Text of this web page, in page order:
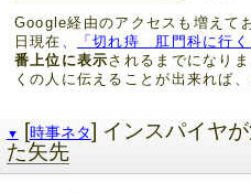
Google経由のアクセスも増えて
日現在、
「切れ痔 肛門科に行
番上位に表示されるまでになり
くの人に伝えることが出来れば
▼ [時事ネタ] インスパイヤ
た矢先